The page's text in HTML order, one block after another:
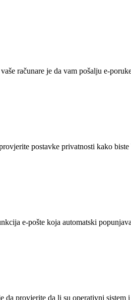
računare je da vam pošalju e-
postavke privatnosti kako
e-pošte koja automatski
da provjerite da li su operativni sistem